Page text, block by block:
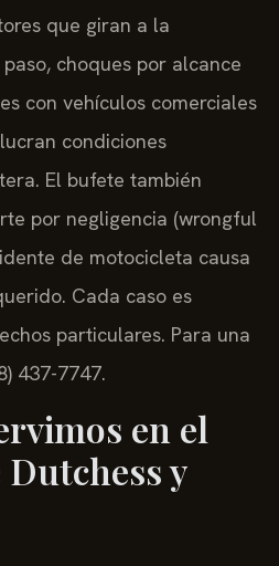
que giran a la
choques por alcance
con vehículos comerciales
condiciones
El bufete también
por negligencia (wrongful
de motocicleta causa
Cada caso es
particulares. Para una
437-7747.
en el
y